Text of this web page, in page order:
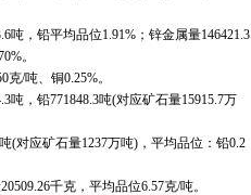
，铅平均品位1.91%；锌金属量146421.3
。
/吨、铜0.25%。
，铅771848.3吨(对应矿石量15915.7万
对应矿石量1237万吨)，平均品位：铅0.2
千克，平均品位6.57克/吨。